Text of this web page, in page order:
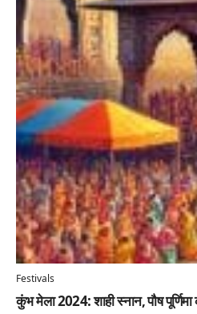
Festivals
कुंभ मेला 2024: शाही स्नान, पौष